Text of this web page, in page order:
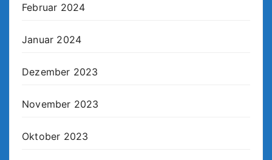
Februar 2024
Januar 2024
Dezember 2023
November 2023
Oktober 2023